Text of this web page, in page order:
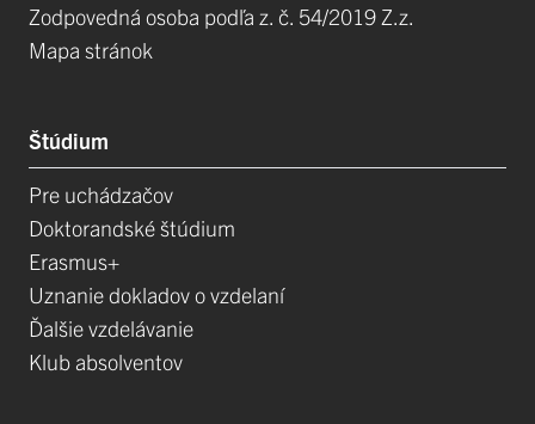
Zodpovedná osoba podľa z. č. 54/2019 Z.z.
Mapa stránok
Štúdium
Pre uchádzačov
Doktorandské štúdium
Erasmus+
Uznanie dokladov o vzdelaní
Ďalšie vzdelávanie
Klub absolventov